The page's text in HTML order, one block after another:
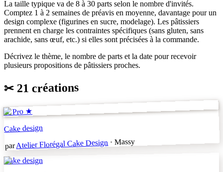
La taille typique va de 8 à 30 parts selon le nombre d'invités.
Comptez 1 à 2 semaines de préavis en moyenne, davantage pour un
design complexe (figurines en sucre, modelage). Les pâtissiers
prennent en charge les contraintes spécifiques (sans gluten, sans
arachide, sans œuf, etc.) si elles sont précisées à la commande.
Décrivez le thème, le nombre de parts et la date pour recevoir
plusieurs propositions de pâtissiers proches.
✂ 21 créations
★ Pro ★
Cake design
par Atelier Florégal Cake Design · Massy
Cake design